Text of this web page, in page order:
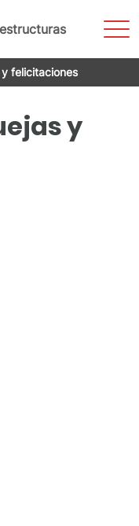
felicitaciones
y